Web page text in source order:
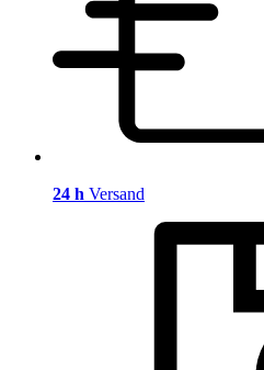
24 h Versand